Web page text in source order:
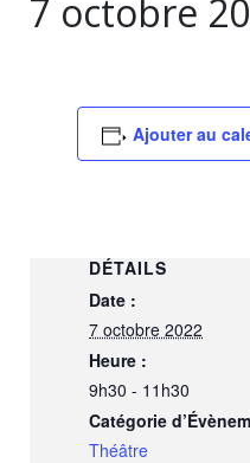
7 octobre
Ajouter au
DÉTAILS
Date :
7 octobre 2022
Heure :
9h30 - 11h30
Catégorie
Théâtre